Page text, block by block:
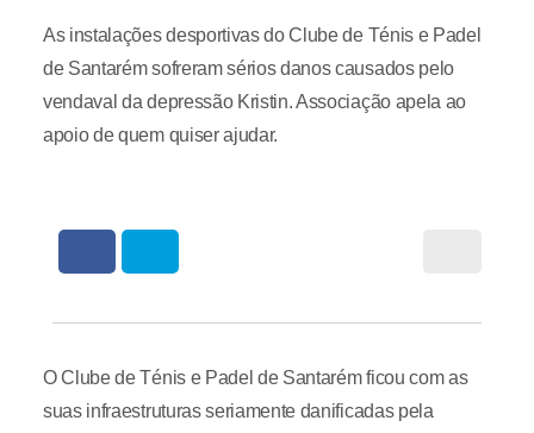
As instalações desportivas do Clube de Ténis e Padel
de Santarém sofreram sérios danos causados pelo
vendaval da depressão Kristin. Associação apela ao
apoio de quem quiser ajudar.
O Clube de Ténis e Padel de Santarém ficou com as
suas infraestruturas seriamente danificadas pela